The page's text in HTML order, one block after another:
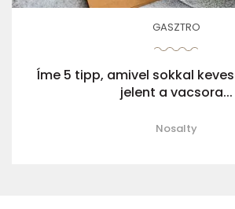
GASZTRO
Íme 5 tipp, amivel sokkal
jelent a vacsora...
Nosalty